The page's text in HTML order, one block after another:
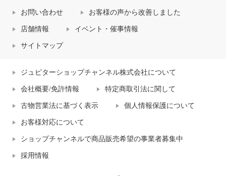
お問い合わせ お客様の声から改善しました
店舗情報 イベント・催事情報
サイトマップ
ジュピターショップチャンネル株式会社について
会社概要/免許情報 特定商取引法に関して
古物営業法に基づく表示 個人情報保護について
お客様対応について
ショップチャンネルで商品販売希望の事業者募集中
採用情報